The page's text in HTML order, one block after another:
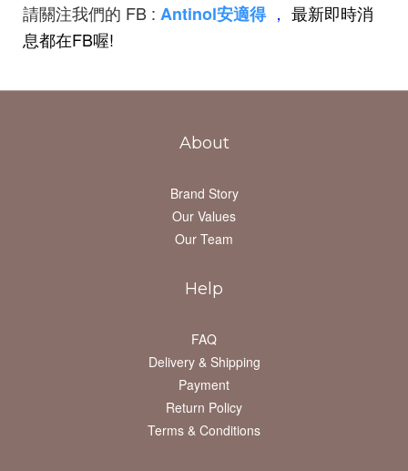
請關注我們的 FB : Antinol安適得 ， 最新即時消
息都在FB喔!
About
Brand Story
Our Values
Our Team
Help
FAQ
Delivery & Shipping
Payment
Return Policy
Terms & Conditions